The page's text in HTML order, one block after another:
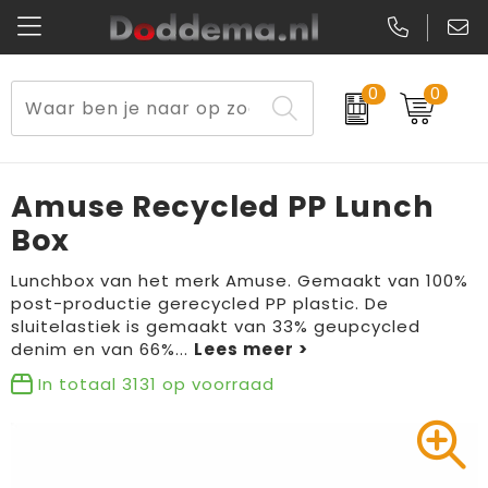
0 0
Paraplu's
Reisbenodigdheden
Aanstekers
Elektronica, Gadgets en USB
Fitness
Veiligheidsvesten en Veiligheidshesjes
Schorten en Sloven
Veiligheidssignalering en Verlichting
Gereedschap
Handschoenen en Sjaals
Sweaters
Kledingaccessoires
T-Shirts
Peuters en Baby's
Blazers
Lunchtassen
Opbergtassen
Schoenentassen
Golftassen
Aktetassen
Amuse Recycled PP Lunch
Box
Lunchbox van het merk Amuse. Gemaakt van 100%
post-productie gerecycled PP plastic. De
sluitelastiek is gemaakt van 33% geupcycled
denim en van 66%...
In totaal 3131 op voorraad